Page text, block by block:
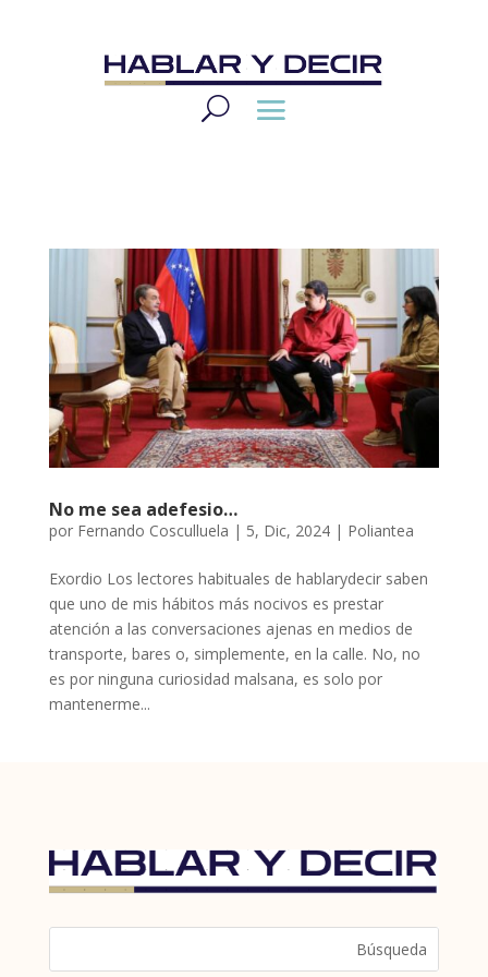
No me sea adefesio…
por Fernando Cosculluela | 5, Dic, 2024| Poliantea
Exordio Los lectores habituales de hablarydecir saben
que uno de mis hábitos más nocivos es prestar
atención a las conversaciones ajenas en medios de
transporte, bares o, simplemente, en la calle. No, no
es por ninguna curiosidad malsana, es solo por
mantenerme...